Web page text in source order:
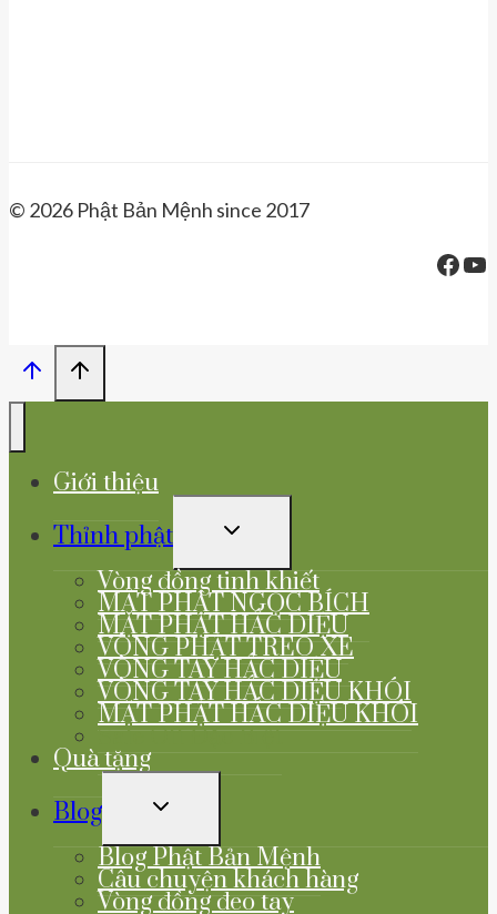
© 2026 Phật Bản Mệnh since 2017
Giới thiệu
Thỉnh phật
TOGGLE
MENU
Vòng đồng tinh khiết
MẶT PHẬT NGỌC BÍCH
MẶT PHẬT HẮC DIỆU
VÒNG PHẬT TREO XE
VÒNG TAY HẮC DIỆU
VÒNG TAY HẮC DIỆU KHÓI
MẶT PHẬT HẮC DIỆU KHÓI
Sale Off Đặc Biệt
Quà tặng
Blog
TOGGLE
MENU
Blog Phật Bản Mệnh
Câu chuyện khách hàng
Vòng đồng đeo tay